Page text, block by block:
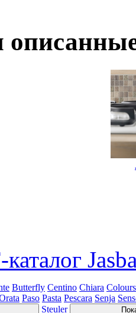
Butterfly Centino Chiara Colours
Paso Pasta Pescara Senja
Steuler